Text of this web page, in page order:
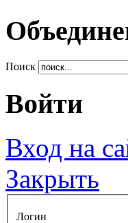
Поиск
Войти
Вход на
Закрыть
Логин